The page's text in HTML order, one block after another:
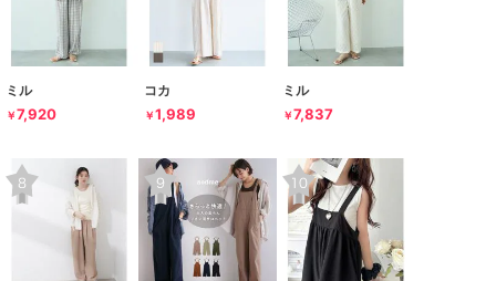
ミル
￥7,920
コカ
￥1,989
ミル
￥7,837